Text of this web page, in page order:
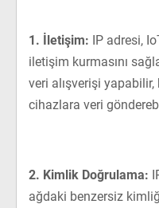
1. İletişim: IP adresi,
iletişim kurmasını
veri alışverişi
cihazlara veri
2. Kimlik Doğrulama:
ağdaki benzersiz